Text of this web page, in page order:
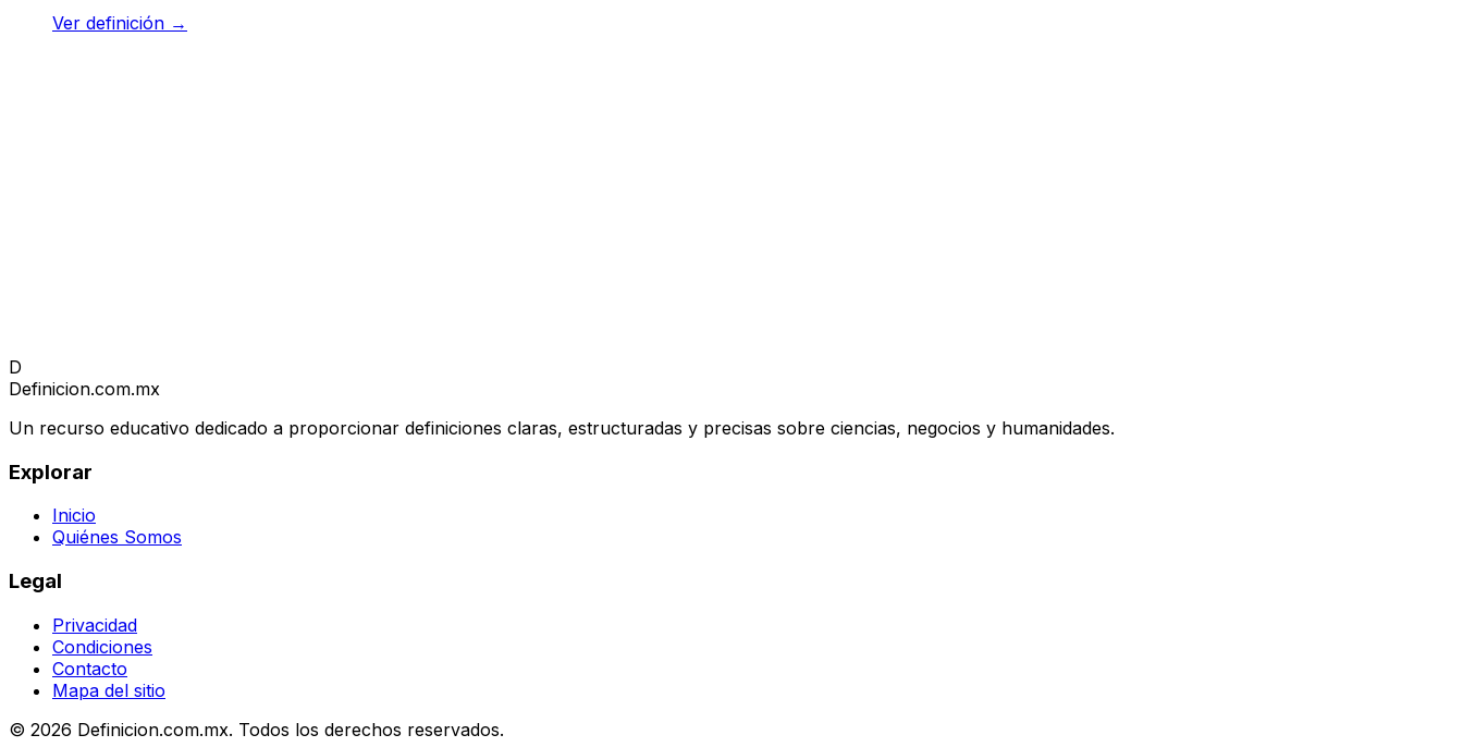
Ver definición →
D
Definicion.com.mx
Un recurso educativo dedicado a proporcionar definiciones claras, estructuradas y precisas sobre ciencias, negocios y humanidades.
Explorar
Inicio
Quiénes Somos
Legal
Privacidad
Condiciones
Contacto
Mapa del sitio
© 2026 Definicion.com.mx. Todos los derechos reservados.